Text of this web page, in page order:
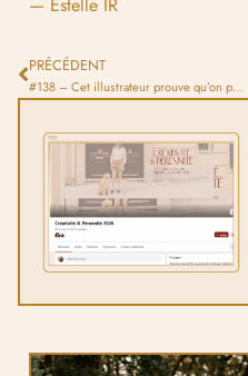
PRÉCÉDENT
#138 – Cet illustrateur prouve qu’on peut durer sans être à la mode